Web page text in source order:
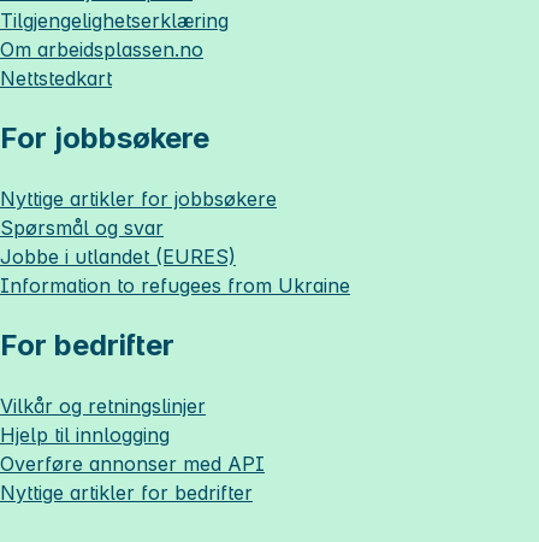
Tilgjengelighetserklæring
Om arbeidsplassen.no
Nettstedkart
For jobbsøkere
Nyttige artikler for jobbsøkere
Spørsmål og svar
Jobbe i utlandet (EURES)
Information to refugees from Ukraine
For bedrifter
Vilkår og retningslinjer
Hjelp til innlogging
Overføre annonser med API
Nyttige artikler for bedrifter